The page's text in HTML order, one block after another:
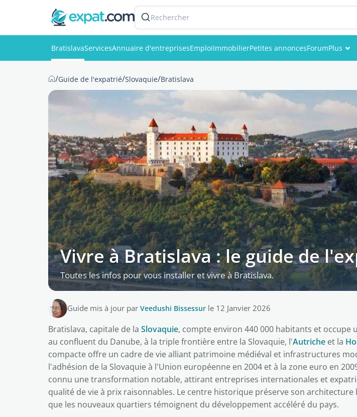
Rechercher
BratislavaServicesAnnuaire d'entreprisesEmploiImmobilierPetites annoncesForumPlus
/Guide de l'expatrié/Slovaquie/Bratislava
Vivre à Bratislava : le guide de
Toutes les infos pour vous installer et vivre à Bratislava.
Guide mis à jour par Veedushi Bissessur le 12 Janvier 2026
Bratislava, capitale de la Slovaquie, compte environ 440 000 habitants et occupe
au confluent du Danube, à la triple frontière entre la Slovaquie, l'Autriche et la
compacte offre un cadre de vie alliant patrimoine médiéval et infrastructures
l'adhésion de la Slovaquie à l'Union européenne en 2004 et à la zone euro en
connu une transformation notable, attirant entreprises internationales et
qualité de vie à prix raisonnables. Le centre historique préserve son
que les nouveaux quartiers témoignent du développement accéléré du pays.